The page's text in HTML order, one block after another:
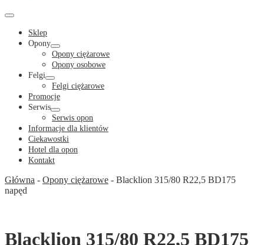
Menu
Toggle
Sklep
Opony
Menu
Toggle
Opony ciężarowe
Opony osobowe
Felgi
Menu
Toggle
Felgi ciężarowe
Promocje
Serwis
Menu
Toggle
Serwis opon
Informacje dla klientów
Ciekawostki
Hotel dla opon
Kontakt
Główna - Opony ciężarowe - Blacklion 315/80 R22,5 BD175
napęd
Blacklion 315/80 R22,5 BD175